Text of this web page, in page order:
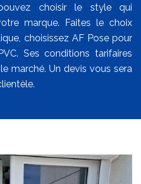
choisir le style qui
marque. Faites le choix
choisissez AF Pose pour
Ses conditions tarifaires
marché. Un devis vous sera